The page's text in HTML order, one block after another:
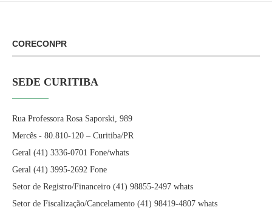
CORECONPR
SEDE CURITIBA
Rua Professora Rosa Saporski, 989
Mercês - 80.810-120 – Curitiba/PR
Geral (41) 3336-0701 Fone/whats
Geral (41) 3995-2692 Fone
Setor de Registro/Financeiro (41) 98855-2497 whats
Setor de Fiscalização/Cancelamento (41) 98419-4807 whats